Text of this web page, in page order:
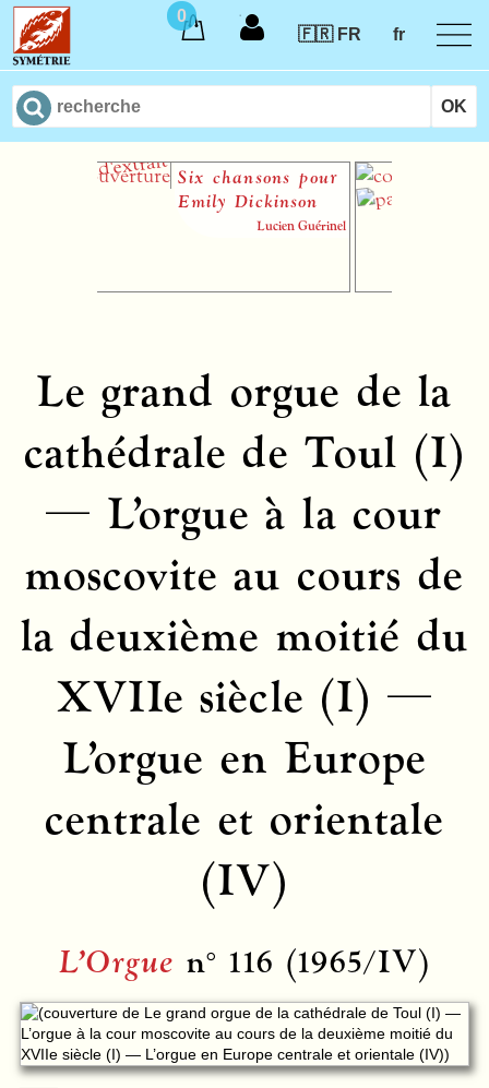
0
🇫🇷 FR
fr
Six chansons pour
Emily Dickinson
Lucien Guérinel
Le grand orgue de la
cathédrale de Toul (I)
— L’orgue à la cour
moscovite au cours de
la deuxième moitié du
XVIIe siècle (I) —
L’orgue en Europe
centrale et orientale
(IV)
L’Orgue n° 116 (1965/IV)